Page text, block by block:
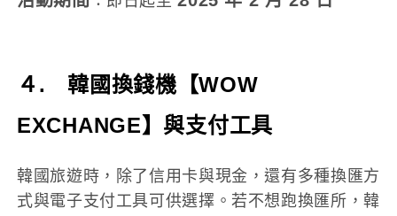
４. 韓國換錢機【WOW
EXCHANGE】與支付工具
韓國旅遊時，除了信用卡與現金，還有多種換匯方
式與電子支付工具可供選擇。若不想跑換匯所，韓